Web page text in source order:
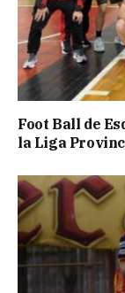
Foot Ball de
la Liga